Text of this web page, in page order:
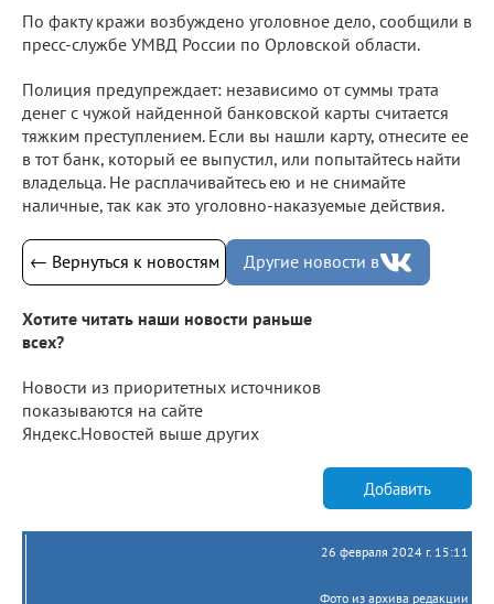
По факту кражи возбуждено уголовное дело, сообщили в
пресс-службе УМВД России по Орловской области.
Полиция предупреждает: независимо от суммы трата
денег с чужой найденной банковской карты считается
тяжким преступлением. Если вы нашли карту, отнесите ее
в тот банк, который ее выпустил, или попытайтесь найти
владельца. Не расплачивайтесь ею и не снимайте
наличные, так как это уголовно-наказуемые действия.
← Вернуться к новостям Другие новости в
Хотите читать наши новости раньше
всех?
Новости из приоритетных источников
показываются на сайте
Яндекс.Новостей выше других
Добавить
26 февраля 2024 г. 15:11
Фото из архива редакции